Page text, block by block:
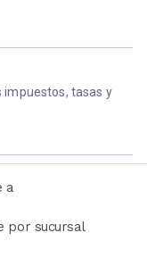
impuestos, tasas y
a
por sucursal